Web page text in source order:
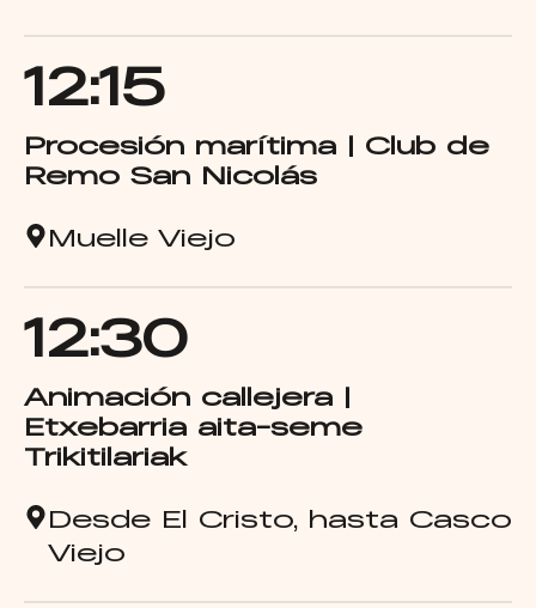
12:15
Procesión marítima | Club de
Remo San Nicolás
Muelle Viejo
12:30
Animación callejera |
Etxebarria aita-seme
Trikitilariak
Desde El Cristo, hasta Casco
Viejo